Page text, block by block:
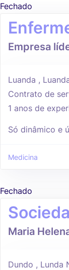
Fechado
Empresa
Luanda ,
Contrato de
1 anos de
Só dinâmico e
Medicina
Fechado
Maria
Dundo , Lunda